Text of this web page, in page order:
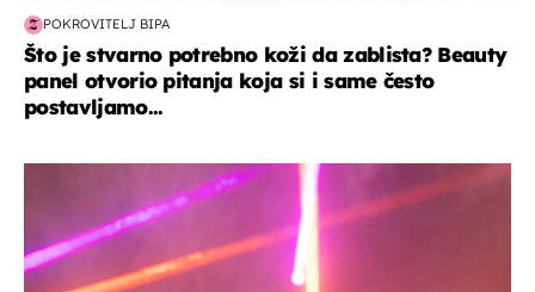
POKROVITELJ BIPA
Što je stvarno potrebno koži da zablista? Beauty
panel otvorio pitanja koja si i same često
postavljamo...